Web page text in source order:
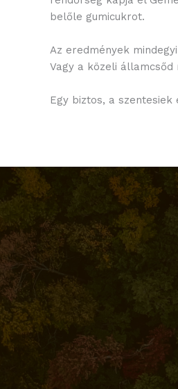
belőle gumicukrot.
Az eredmények
Vagy a közeli
Egy biztos, a